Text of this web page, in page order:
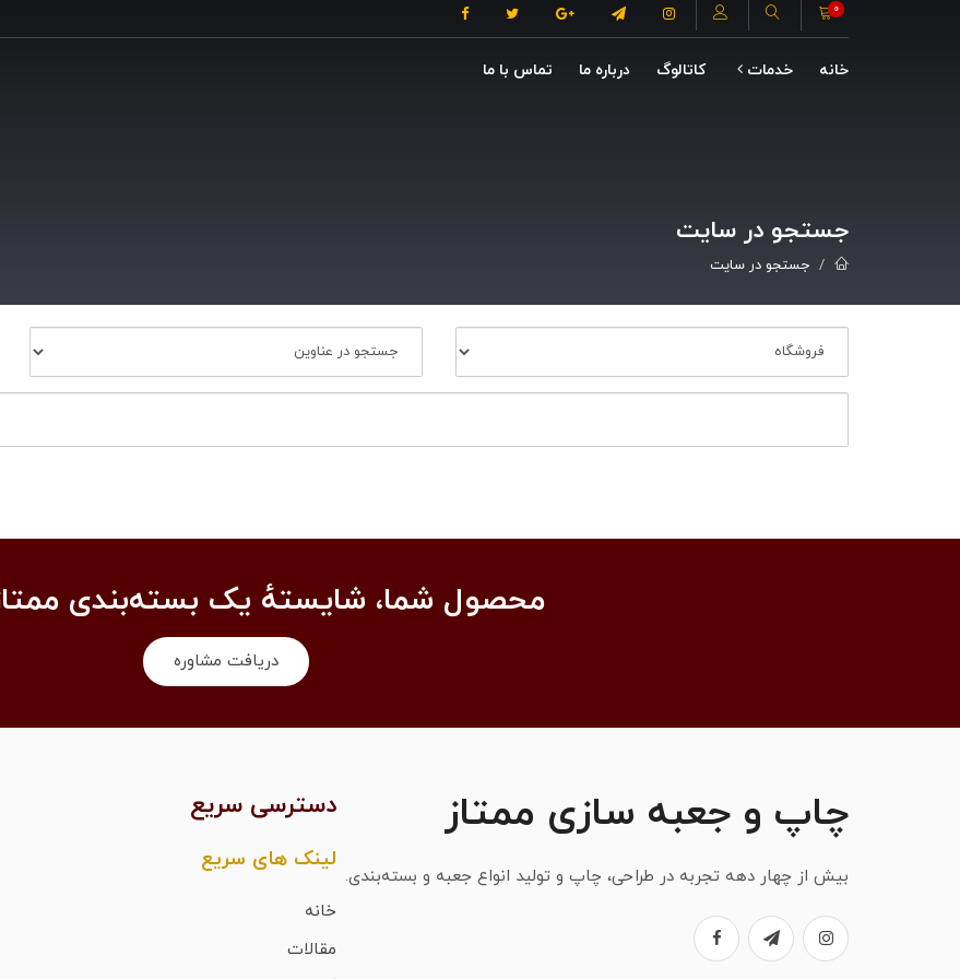
0
خانه خدمات کاتالوگ درباره ما تماس با ما
جستجو در سایت
جستجو در سایت
محصول شما، شایستهٔ یک بسته‌بندی
دریافت مشاوره
چاپ و جعبه سازی ممتاز
بیش از چهار دهه تجربه در طراحی، چاپ و تولید انواع جعبه و بسته‌بندی.
دسترسی سریع
لینک های سریع
خانه
مقالات